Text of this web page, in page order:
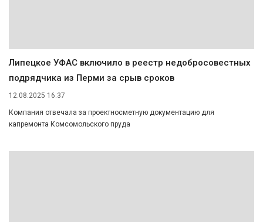
Липецкое УФАС включило в реестр недобросовестных
подрядчика из Перми за срыв сроков
12.08.2025 16:37
Компания отвечала за проектносметную документацию для
капремонта Комсомольского пруда